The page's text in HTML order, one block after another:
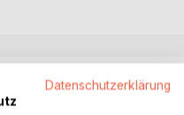
Datenschutzerklärung